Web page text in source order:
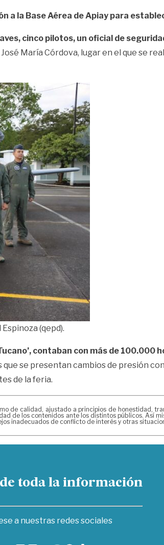
a la Base Aérea de Apiay para
cinco pilotos, un oficial de
María Córdova, lugar en el que se
(qepd).
contaban con más de 100.000
se presentan cambios de presión
de la feria.
de calidad, ajustado a principios de honestidad,
de los contenidos ante los distintos públicos. Así
inadecuados de conflicto de interés y otras
toda la información
a nuestras redes sociales